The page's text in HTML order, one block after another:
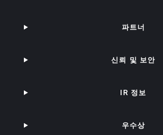
파트너
신뢰 및 보안
IR 정보
우수상